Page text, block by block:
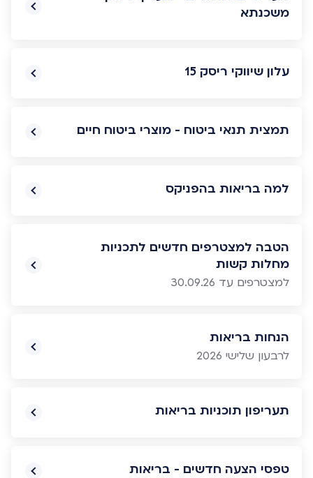
משכנתא
עלון שיווקי ריסק 15
תמצית תנאי ביטוח - מוצרי ביטוח חיים
למה בריאות בהפניקס
הטבה למצטרפים חדשים לתכניות
מחלות קשות
למצטרפים עד 30.09.26
הנחות בריאות
לרבעון שלישי 2026
תעריפון תוכניות בריאות
טפסי הצעה חדשים - בריאות